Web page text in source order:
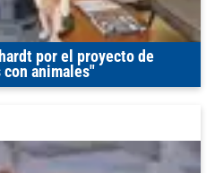
por el proyecto de
animales"